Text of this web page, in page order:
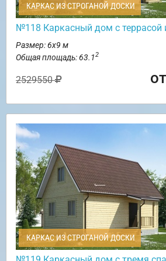
КАРКАС ИЗ СТРОГАНОЙ ДОСКИ
№118 Каркасный дом с террасой
Размер: 6х9 м
Общая площадь: 63.12
2529550
КАРКАС ИЗ СТРОГАНОЙ ДОСКИ